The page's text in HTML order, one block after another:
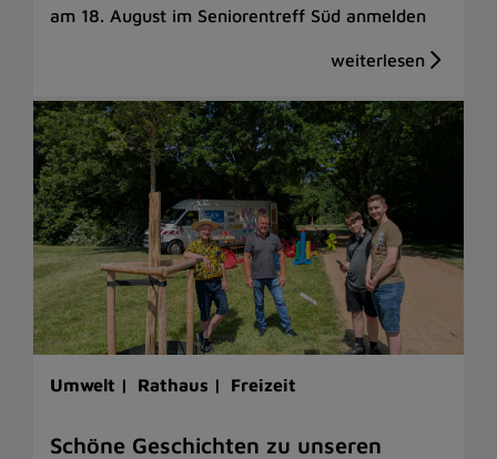
am 18. August im Seniorentreff Süd anmelden
Umwelt | Rathaus | Freizeit
Schöne Geschichten zu unseren